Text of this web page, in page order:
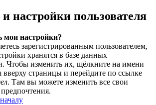
настройки пользователя
мои настройки?
зарегистрированным пользователем,
хранятся в базе данных
Чтобы изменить их, щёлкните на имени
вверху страницы и перейдите по ссылке
. Там вы можете изменить все свои